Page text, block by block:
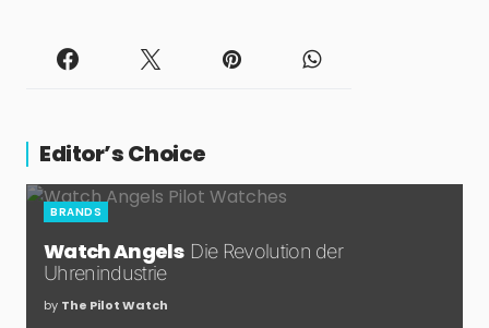
Editor’s Choice
BRANDS
Watch Angels Die Revolution der
Uhrenindustrie
by The Pilot Watch